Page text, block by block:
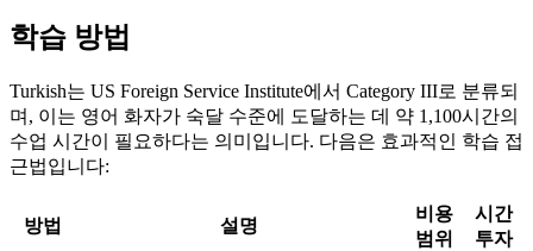
학습 방법
Turkish는 US Foreign Service Institute에서 Category III로 분류되
며, 이는 영어 화자가 숙달 수준에 도달하는 데 약 1,100시간의
수업 시간이 필요하다는 의미입니다. 다음은 효과적인 학습 접
근법입니다:
방법 설명
비용
범위
시간
투자